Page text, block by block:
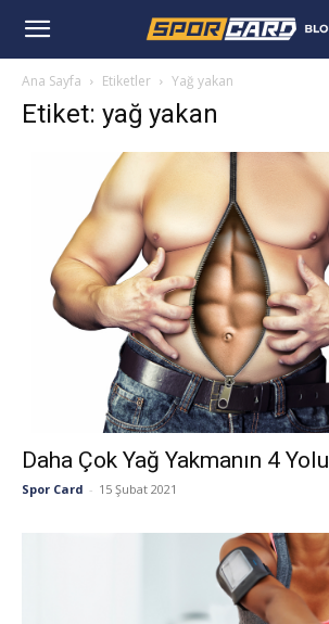
Ana Sayfa Etiketler Yağ yakan
Etiket: yağ yakan
Daha Çok Yağ Yakmanın 4 Yolu
Spor Card - 15 Şubat 2021